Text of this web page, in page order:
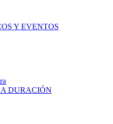
Y EVENTOS
DURACIÓN